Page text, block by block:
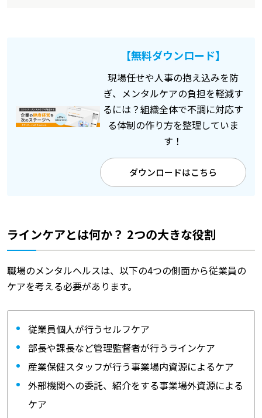
【無料ダウンロード】
現場任せや人事の抱え込みを防
ぎ、メンタルケアの負担を軽減す
るには？組織全体で不調に対応す
る体制の作り方を整理していま
す！
ダウンロードはこちら
ラインケアとは何か？ 2つの大きな役割
職場のメンタルヘルスは、以下の4つの側面から従業員の
ケアを考える必要があります。
従業員個人が行うセルフケア
部長や課長など管理監督者が行うラインケア
産業保健スタッフが行う事業場内資源によるケア
外部機関への委託、紹介をする事業場外資源による
ケア